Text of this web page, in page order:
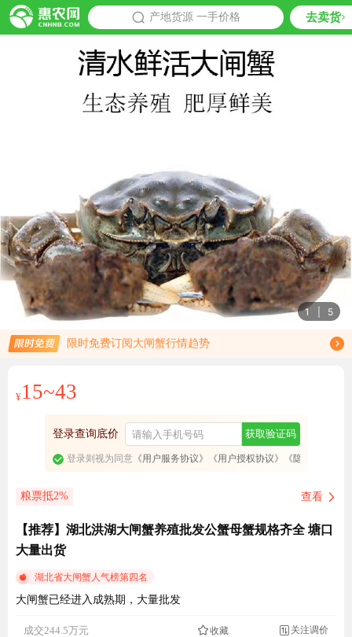
产地货源 一手价格 去卖货
推荐
1 5
限时免费订阅大闸蟹行情趋势
免费订阅商品降价通知
¥15~43
登录查询底价 获取验证码
登录则视为同意《用户服务协议》 《用户授权协议》 《隐私政策》
粮票抵2% 查看
【推荐】湖北洪湖大闸蟹养殖批发公蟹母蟹规格齐全 塘口
大量出货
湖北省大闸蟹人气榜第四名
大闸蟹已经进入成熟期，大量批发
成交244.5万元 收藏 关注调价